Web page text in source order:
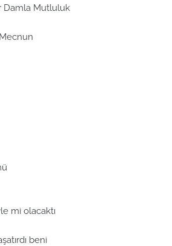
Damla Mutluluk
mi olacaktı
beni